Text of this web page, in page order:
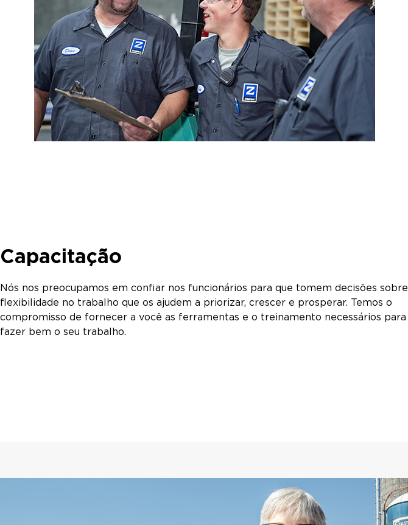
Capacitação
Nós nos preocupamos em confiar nos funcionários para que tomem decisões sobre
flexibilidade no trabalho que os ajudem a priorizar, crescer e prosperar. Temos o
compromisso de fornecer a você as ferramentas e o treinamento necessários para
fazer bem o seu trabalho.